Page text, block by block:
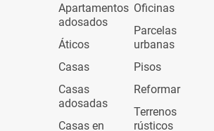
Apartamentos
adosados
Áticos
Casas
Casas
adosadas
Casas en
Oficinas
Parcelas
urbanas
Pisos
Reformar
Terrenos
rústicos